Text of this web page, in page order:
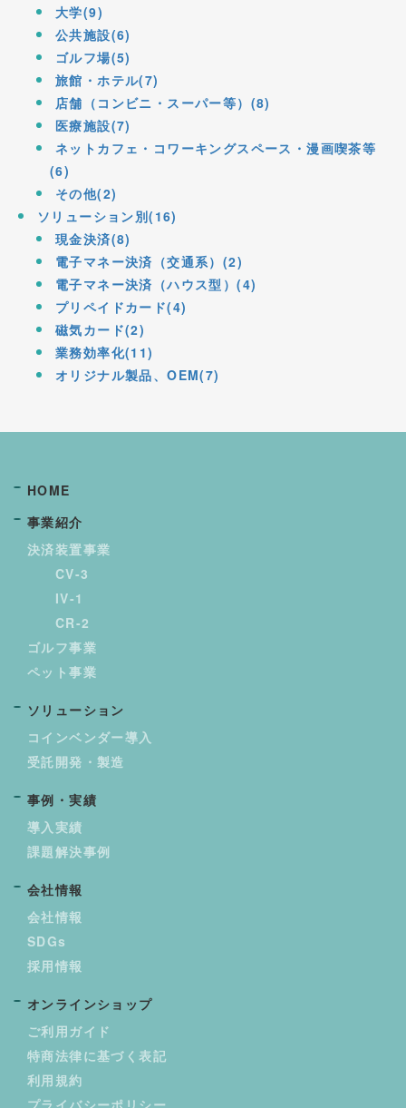
大学(9)
公共施設(6)
ゴルフ場(5)
旅館・ホテル(7)
店舗（コンビニ・スーパー等）(8)
医療施設(7)
ネットカフェ・コワーキングスペース・漫画喫茶等
(6)
その他(2)
ソリューション別(16)
現金決済(8)
電子マネー決済（交通系）(2)
電子マネー決済（ハウス型）(4)
プリペイドカード(4)
磁気カード(2)
業務効率化(11)
オリジナル製品、OEM(7)
HOME
事業紹介
決済装置事業
CV-3
IV-1
CR-2
ゴルフ事業
ペット事業
ソリューション
コインベンダー導入
受託開発・製造
事例・実績
導入実績
課題解決事例
会社情報
会社情報
SDGs
採用情報
オンラインショップ
ご利用ガイド
特商法律に基づく表記
利用規約